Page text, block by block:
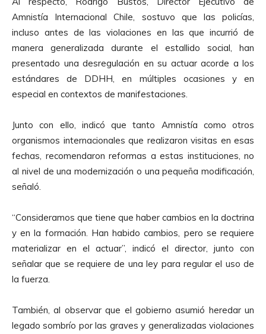
t
o
r
d
e
A
u
i
o
Amnistía Internacional Chile, sostuvo que las policías,
incluso antes de las violaciones en las que incurrió de
manera generalizada durante el estallido social, han
presentado una desregulación en su actuar acorde a los
estándares de DDHH, en múltiples ocasiones y en
especial en contextos de manifestaciones.
Junto con ello, indicó que tanto Amnistía como otros
organismos internacionales que realizaron visitas en esas
fechas, recomendaron reformas a estas instituciones, no
al nivel de una modernización o una pequeña modificación,
señaló.
“Consideramos que tiene que haber cambios en la doctrina
y en la formación. Han habido cambios, pero se requiere
materializar en el actuar”, indicó el director, junto con
señalar que se requiere de una ley para regular el uso de
la fuerza.
También, al observar que el gobierno asumió heredar un
legado sombrío por las graves y generalizadas violaciones